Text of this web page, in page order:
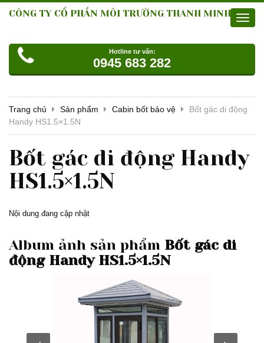
CÔNG TY CỔ PHẦN MÔI TRƯỜNG THANH MINH
Hotline tư vấn:
0945 683 282
Trang chủ Sản phẩm Cabin bốt bảo vệ
Bốt gác di động
Handy HS1.5×1.5N
Bốt gác di động Handy
HS1.5×1.5N
Nội dung đang cập nhật
Album ảnh sản phẩm Bốt gác di
động Handy HS1.5×1.5N